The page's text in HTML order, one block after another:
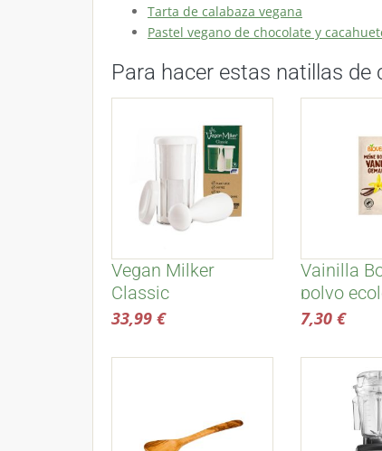
Tarta de calabaza vegana
Pastel vegano de chocolate y
Para hacer estas natillas de
Vegan Milker
Classic
33,99 €
Vainilla
polvo
Biovegan
7,30 €